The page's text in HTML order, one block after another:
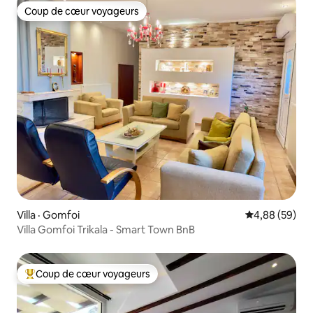
Coup de cœur voyageurs
Coup de cœur voyageurs
Villa · Gomfoi Note
4,88 (59)
Villa Gomfoi Trikala - Smart Town BnB
Coup de cœur voyageurs parmi les plus aimés
Coup de cœur voyageurs